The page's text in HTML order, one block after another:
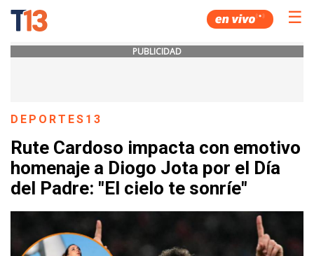
☰
PUBLICIDAD
DEPORTES13
Rute Cardoso impacta con emotivo
homenaje a Diogo Jota por el Día
del Padre: "El cielo te sonríe"